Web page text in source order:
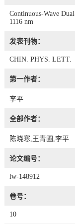
Continuous-Wave
1116 nm
发表刊物：
CHIN. PHYS. LETT.
第一作者：
李平
全部作者：
陈晓寒,王青圃,李平
论文编号：
lw-148912
卷号：
10